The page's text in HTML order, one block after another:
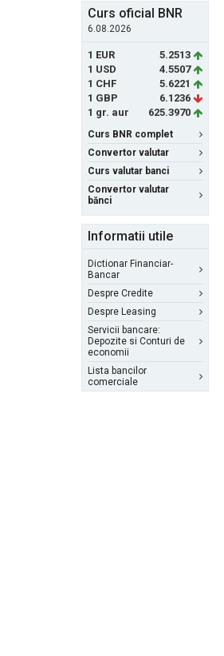
Curs oficial BNR
6.08.2026
1 EUR
5.2513
1 USD
4.5507
1 CHF
5.6221
1 GBP
6.1236
1 gr. aur
625.3970
Curs BNR complet
Convertor valutar
Curs valutar banci
Convertor valutar
bănci
Informatii utile
Dictionar Financiar-
Bancar
Despre Credite
Despre Leasing
Servicii bancare:
Depozite si Conturi de
economii
Lista bancilor
comerciale